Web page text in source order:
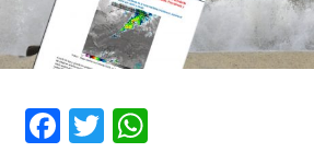
Facebook
Twitter